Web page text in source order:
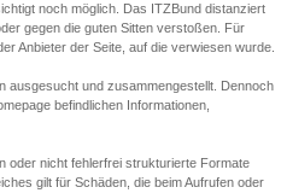
noch möglich. Das ITZBund distanziert
gegen die guten Sitten verstoßen. Für
Anbieter der Seite, auf die verwiesen wurde.
ausgesucht und zusammengestellt. Dennoch
befindlichen Informationen,
oder nicht fehlerfrei strukturierte Formate
gilt für Schäden, die beim Aufrufen oder